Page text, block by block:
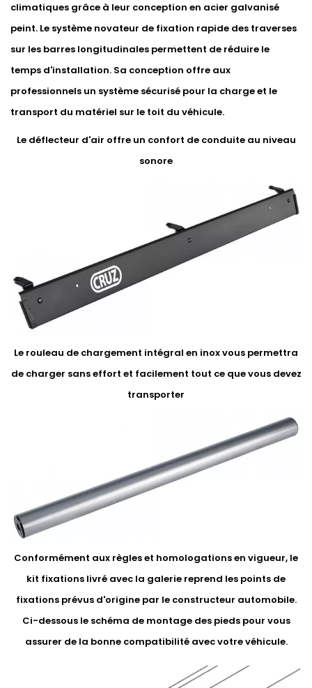
climatiques grâce à leur conception en acier galvanisé
peint. Le système novateur de fixation rapide des traverses
sur les barres longitudinales permettent de réduire le
temps d'installation. Sa conception offre aux
professionnels un système sécurisé pour la charge et le
transport du matériel sur le toit du véhicule.
Le déflecteur d'air offre un confort de conduite au niveau
sonore
Le rouleau de chargement intégral en inox vous permettra
de charger sans effort et facilement tout ce que vous devez
transporter
Conformément aux règles et homologations en vigueur, le
kit fixations livré avec la galerie reprend les points de
fixations prévus d'origine par le constructeur automobile.
Ci-dessous le schéma de montage des pieds pour vous
assurer de la bonne compatibilité avec votre véhicule.